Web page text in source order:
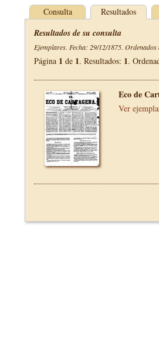
Consulta Resultados
Resultados de su consulta
Ejemplares. Fecha: 29/12/1875. Ordenados
Página 1 de 1. Resultados: 1.
Eco de
Ver